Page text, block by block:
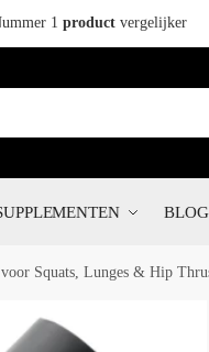
1 productvergelijker
BLOG
Squats, Lunges & Hip